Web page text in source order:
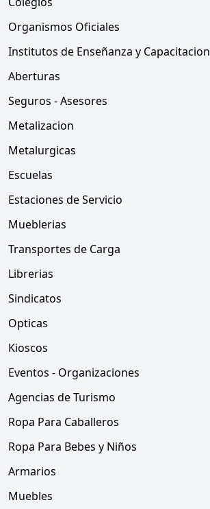
Organismos Oficiales
Institutos de Enseñanza y Capacitacion
Aberturas
Seguros - Asesores
Metalizacion
Metalurgicas
Escuelas
Estaciones de Servicio
Mueblerias
Transportes de Carga
Librerias
Sindicatos
Opticas
Kioscos
Eventos - Organizaciones
Agencias de Turismo
Ropa Para Caballeros
Ropa Para Bebes y Niños
Armarios
Muebles